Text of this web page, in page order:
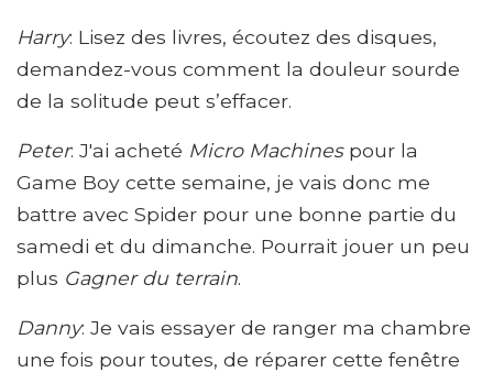
Harry: Lisez des livres, écoutez des disques,
demandez-vous comment la douleur sourde
de la solitude peut s’effacer.
Peter: J'ai acheté Micro Machinespour la
Game Boy cette semaine, je vais donc me
battre avec Spider pour une bonne partie du
samedi et du dimanche. Pourrait jouer un peu
plus Gagner du terrain.
Danny: Je vais essayer de ranger ma chambre
une fois pour toutes, de réparer cette fenêtre